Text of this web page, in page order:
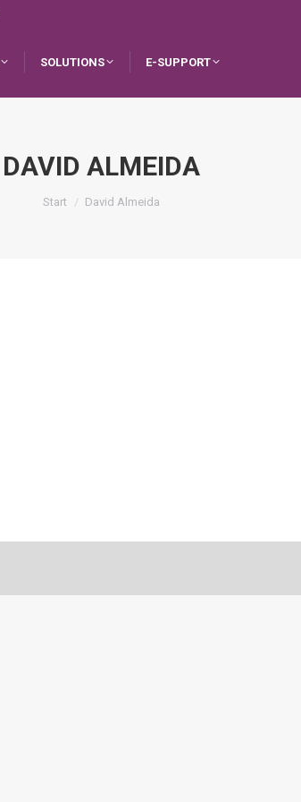
SOLUTIONS E-SUPPORT
DAVID ALMEIDA
Sie befinden sich hier:
Start David Almeida